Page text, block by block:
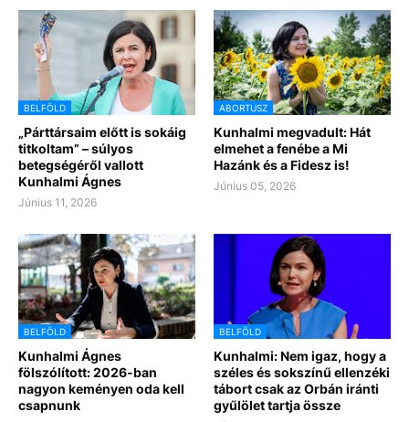
BELFÖLD
„Párttársaim előtt is sokáig
titkoltam” – súlyos
betegségéről vallott
Kunhalmi Ágnes
Június 11, 2026
ABORTUSZ
Kunhalmi megvadult: Hát
elmehet a fenébe a Mi
Hazánk és a Fidesz is!
Június 05, 2026
BELFÖLD
Kunhalmi Ágnes
fölszólított: 2026-ban
nagyon keményen oda kell
csapnunk
BELFÖLD
Kunhalmi: Nem igaz, hogy a
széles és sokszínű ellenzéki
tábort csak az Orbán iránti
gyűlölet tartja össze